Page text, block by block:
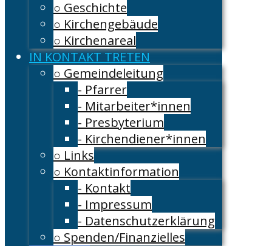
○ Geschichte
○ Kirchengebäude
○ Kirchenareal
IN KONTAKT TRETEN
○ Gemeindeleitung
- Pfarrer
- Mitarbeiter*innen
- Presbyterium
- Kirchendiener*innen
○ Links
○ Kontaktinformation
- Kontakt
- Impressum
- Datenschutzerklärung
○ Spenden/Finanzielles